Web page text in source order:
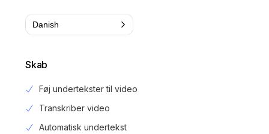
Danish
Skab
Føj undertekster til video
Transkriber video
Automatisk undertekst